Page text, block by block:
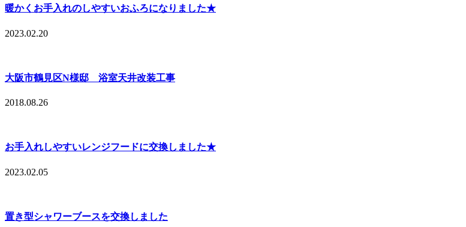
暖かくお手入れのしやすいおふろになりました★
2023.02.20
大阪市鶴見区N様邸 浴室天井改装工事
2018.08.26
お手入れしやすいレンジフードに交換しました★
2023.02.05
置き型シャワーブースを交換しました